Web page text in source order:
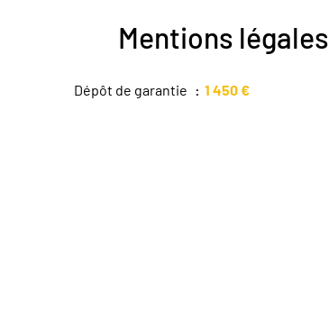
Mentions légales
Dépôt de garantie 1 450 €